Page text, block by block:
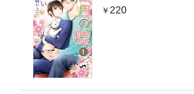
220